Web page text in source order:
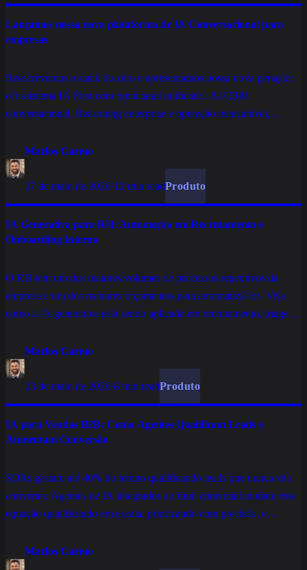
Lançamos nossa nova plataforma de IA Conversacional para
empresas
Reescrevemos a stack do zero e apresentamos nossa nova geração:
ecossistema IA First com omnicanal unificado, AI CRM
conversacional, Reasoning enterprise e operação mensurável,
empilhar ferramentas.
Marlos Carmo
27 de maio de 2026·12 min readProduto
IA Generativa para RH: Automação em Recrutamento e
Onboarding Interno
O RH tem um dos maiores volumes de processos repetitivos da
empresa e um dos menores orçamentos para automatizá-los. Veja
como a IA generativa está sendo aplicada em recrutamento, triagem
Marlos Carmo
23 de maio de 2026·8 min readProduto
IA para Vendas B2B: Como Agentes Qualificam Leads e
Aumentam Conversão
SDRs gastam até 40% do tempo qualificando leads que nunca vão
converter. Agentes de IA integrados ao funil comercial mudam essa
equação qualificando em escala, priorizando com precisão, e
Marlos Carmo